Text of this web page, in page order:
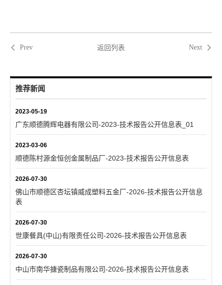
Prev 返回列表 Next
推荐新闻
2023-05-19
广东顺德腾辉电器有限公司-2023-技术报告公开信息表_01
2023-03-06
顺德陈村源金恒创金属制品厂-2023-技术报告公开信息表
2026-07-30
佛山市顺德区杏坛镇威成塑料五金厂-2026-技术报告公开信息
表
2026-07-30
世康餐具(中山)有限责任公司-2026-技术报告公开信息表
2026-07-30
中山市南华搪瓷制品有限公司-2026-技术报告公开信息表